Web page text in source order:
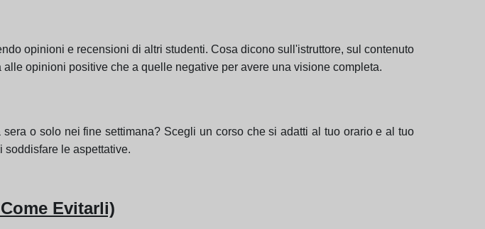
opinioni e recensioni di altri studenti. Cosa dicono sull'istruttore, sul contenuto
opinioni positive che a quelle negative per avere una visione completa.
o solo nei fine settimana? Scegli un corso che si adatti al tuo orario e al tuo
soddisfare le aspettative.
Evitarli)